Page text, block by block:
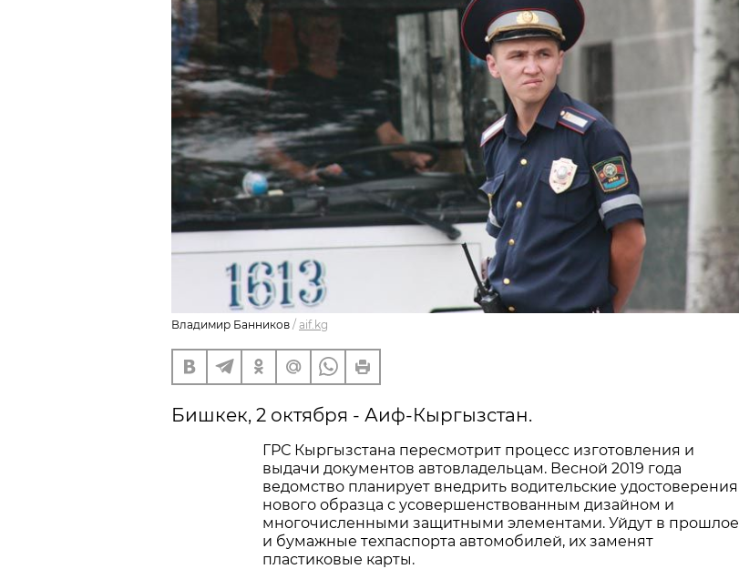
Владимир Банников / aif.kg
Бишкек, 2 октября - Аиф-Кыргызстан.
ГРС Кыргызстана пересмотрит процесс изготовления и
выдачи документов автовладельцам. Весной 2019 года
ведомство планирует внедрить водительские удостоверения
нового образца с усовершенствованным дизайном и
многочисленными защитными элементами. Уйдут в прошлое
и бумажные техпаспорта автомобилей, их заменят
пластиковые карты.